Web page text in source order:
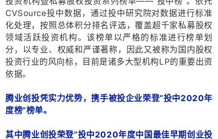
CVSource投中数据，通过投中研究院对数据进行标准
化处理，按照总体积分排名评选，覆盖超千家私募股权
领域活跃投资机构。该榜单以严格的标准进行榜单划
分，以专业、权威和严谨著称，因此又被称为国内股权
投资行业的风向标，目前是诸多大型机构LP的重要出资
依据。
腾业创投凭实力优势，携手被投企业荣登“投中2020年
度榜”榜单。
其中腾业创投荣登“投中2020年度中国最佳早期创业投